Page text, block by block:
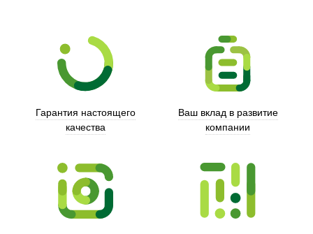
Гарантия настоящего
качества
Ваш вклад в развитие
компании